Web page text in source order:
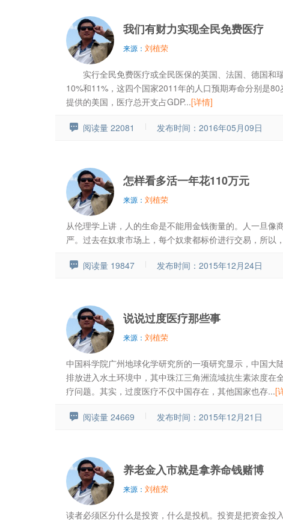
我们有财力实现全民免费医疗
来源： 刘植荣
实行全民免费医疗或全民医保的英国、法国、德国和瑞
10%和11%，这四个国家2011年的人口预期寿命分别是
提供的美国，医疗总开支占GDP...[详情]
阅读量 22081 发布时间：2016年05月09日
怎样看多活一年花110万元
来源： 刘植荣
从伦理学上讲，人的生命是不能用金钱衡量的。人一旦像
严。过去在奴隶市场上，每个奴隶都标价进行交易，所以
阅读量 19847 发布时间：2015年12月24日
说说过度医疗那些事
来源： 刘植荣
中国科学院广州地球化学研究所的一项研究显示，中国大
排放进入水土环境中，其中珠江三角洲流域抗生素浓度在
疗问题。其实，过度医疗不仅中国存在，其他国家也存...[
阅读量 24669 发布时间：2015年12月21日
养老金入市就是拿养命钱赌博
来源： 刘植荣
读者必须区分什么是投资，什么是投机。投资是把资金投